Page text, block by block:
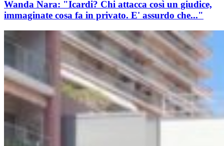
Wanda Nara: "Icardi? Chi attacca così un giudice,
immaginate cosa fa in privato. E' assurdo che..."